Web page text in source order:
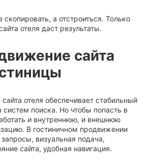
а отстроиться. Только
отеля даст результаты.
сайта
отеля обеспечивает стабильный
систем поиска. Но чтобы попасть в
и внутреннюю, и внешнюю
В гостиничном продвижении
визуальная подача,
сайта, удобная навигация.